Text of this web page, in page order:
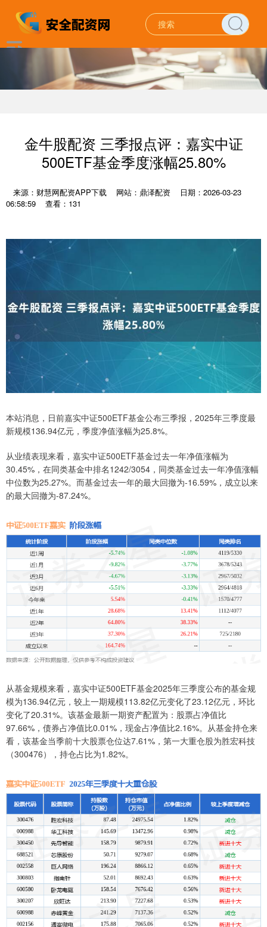
金牛股配资 三季报点评：嘉实中证
500ETF基金季度涨幅25.80%
来源：财慧网配资APP下载 网站：鼎泽配资
日期：2026-03-23
06:58:59
查看：131
本站消息，日前嘉实中证500ETF基金公布三季报，2025年三季度最
新规模136.94亿元，季度净值涨幅为25.8%。
从业绩表现来看，嘉实中证500ETF基金过去一年净值涨幅为
30.45%，在同类基金中排名1242/3054，同类基金过去一年净值涨幅
中位数为25.27%。而基金过去一年的最大回撤为-16.59%，成立以来
的最大回撤为-87.24%。
从基金规模来看，嘉实中证500ETF基金2025年三季度公布的基金规
模为136.94亿元，较上一期规模113.82亿元变化了23.12亿元，环比
变化了20.31%。该基金最新一期资产配置为：股票占净值比
97.66%，债券占净值比0.01%，现金占净值比2.16%。从基金持仓来
看，该基金当季前十大股票仓位达7.61%，第一大重仓股为胜宏科技
（300476），持仓占比为1.82%。